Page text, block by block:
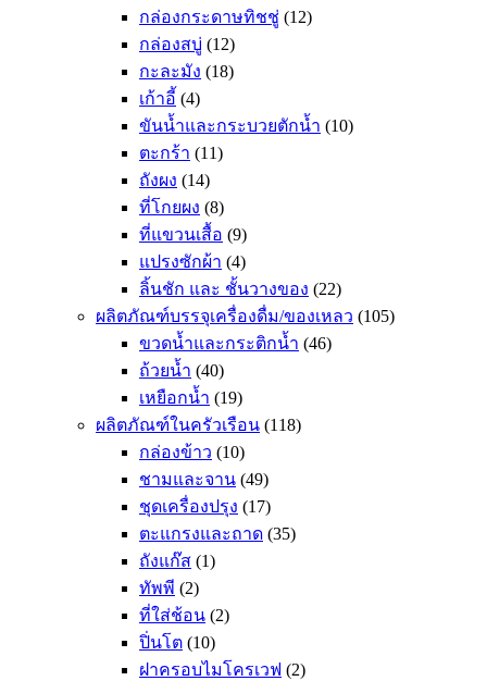
กล่องกระดาษทิชชู่ (12)
กล่องสบู่ (12)
กะละมัง (18)
เก้าอี้ (4)
ขันน้ำและกระบวยตักน้ำ (10)
ตะกร้า (11)
ถังผง (14)
ที่โกยผง (8)
ที่แขวนเสื้อ (9)
แปรงซักผ้า (4)
ลิ้นชัก และ ชั้นวางของ (22)
ผลิตภัณฑ์บรรจุเครื่องดื่ม/ของเหลว (105)
ขวดน้ำและกระติกน้ำ (46)
ถ้วยน้ำ (40)
เหยือกน้ำ (19)
ผลิตภัณฑ์ในครัวเรือน (118)
กล่องข้าว (10)
ชามและจาน (49)
ชุดเครื่องปรุง (17)
ตะแกรงและถาด (35)
ถังแก๊ส (1)
ทัพพี (2)
ที่ใส่ช้อน (2)
ปิ่นโต (10)
ฝาครอบไมโครเวฟ (2)